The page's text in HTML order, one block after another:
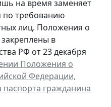
на время заменяет
по требованию
лиц. Положения о
в
РФ от 23 декабря
Положения о
Федерации,
гражданина